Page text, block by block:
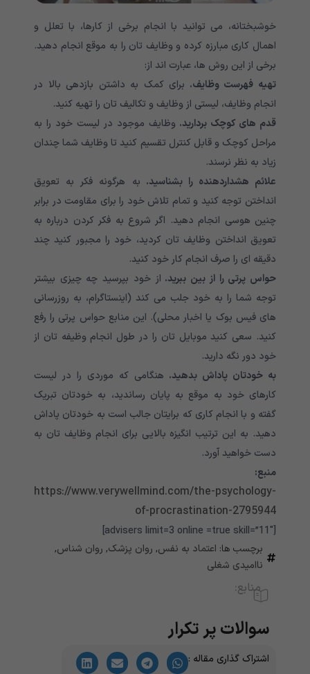
خوشبختانه، می توانید با انجام برخی از کارها، با تعلل و
اهمال کاری مبارزه کرده و وظایف تان را به موقع انجام دهید.
برخی از این روش ها، عبارت اند از:
تهیه فهرست وظایف. برای کمک به داشتن بازدهی بالا در
انجام‌ وظایف، لیستی از وظایف و تکالیف تان را تهیه کنید.
قدم های کوچک بردارید. وظایف موجود در لیست خود را به
مراحل کوچک و قابل کنترل تقسیم کنید تا وظایف شما چندان
زیاد به نظر نرسند.
علائم هشداردهنده را بشناسید. به هرگونه فکر به تعویق
انداختن توجه کنید و تمام تلاش خود را برای مقاومت در برابر
چنین هوسی انجام دهید. اگر شروع به فکر کردن درباره به
تعویق انداختن وظایف تان کردید، خود را مجبور کنید چند
دقیقه ای را صرف انجام کار خود کنید.
حواس پرتی را از بین ببرید. از خود بپرسید چه چیزی بیشتر
توجه شما را به خود جلب می کند (اینستاگرام، به روزرسانی
های فیس بوک یا اخبار محلی). این منابع حواس پرتی را رفع
کنید. سعی کنید موبایل تان را در طول انجام وظیفه تان از
خود دور نگه دارید.
به خودتان پاداش بدهید. هنگامی که موردی را در لیست
کارهای خود به موقع به پایان رساندید، به خودتان تبریک
گفته و با انجام کاری که برایتان جالب است به خودتان پاداش
دهید. به این ترتیب انگیزه بالایی برای انجام وظایف تان به
دست خواهید آورد.
منبع:
https://www.verywellmind.com/the-psychology-
of-procrastination-2795944
[advisers limit=3 online =true skill=”11″]
برچسب ها: اعتماد به نفس, روان پزشک, روان شناس,
ناامیدی شغلی
منابع:
سوالات پر تکرار
اشتراک گذاری مقاله :